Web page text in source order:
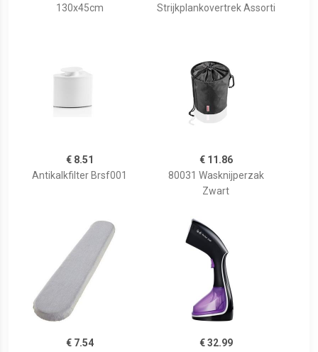
130x45cm
Strijkplankovertrek Assorti
€ 8.51
Antikalkfilter Brsf001
€ 11.86
80031 Wasknijperzak
Zwart
€ 7.54
€ 32.99